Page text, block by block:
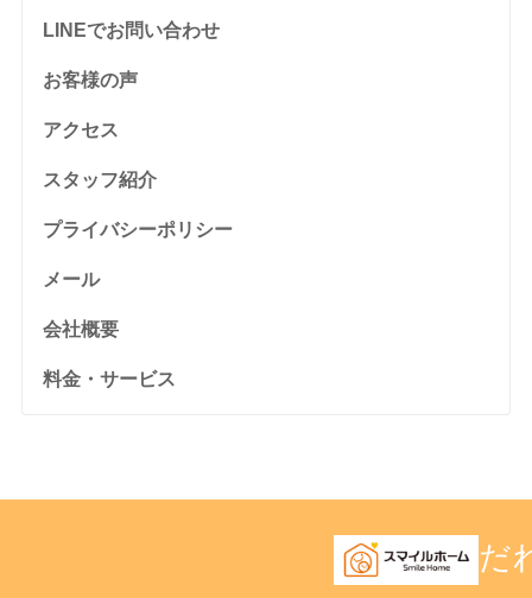
LINEでお問い合わせ
お客様の声
アクセス
スタッフ紹介
プライバシーポリシー
メール
会社概要
料金・サービス
だ